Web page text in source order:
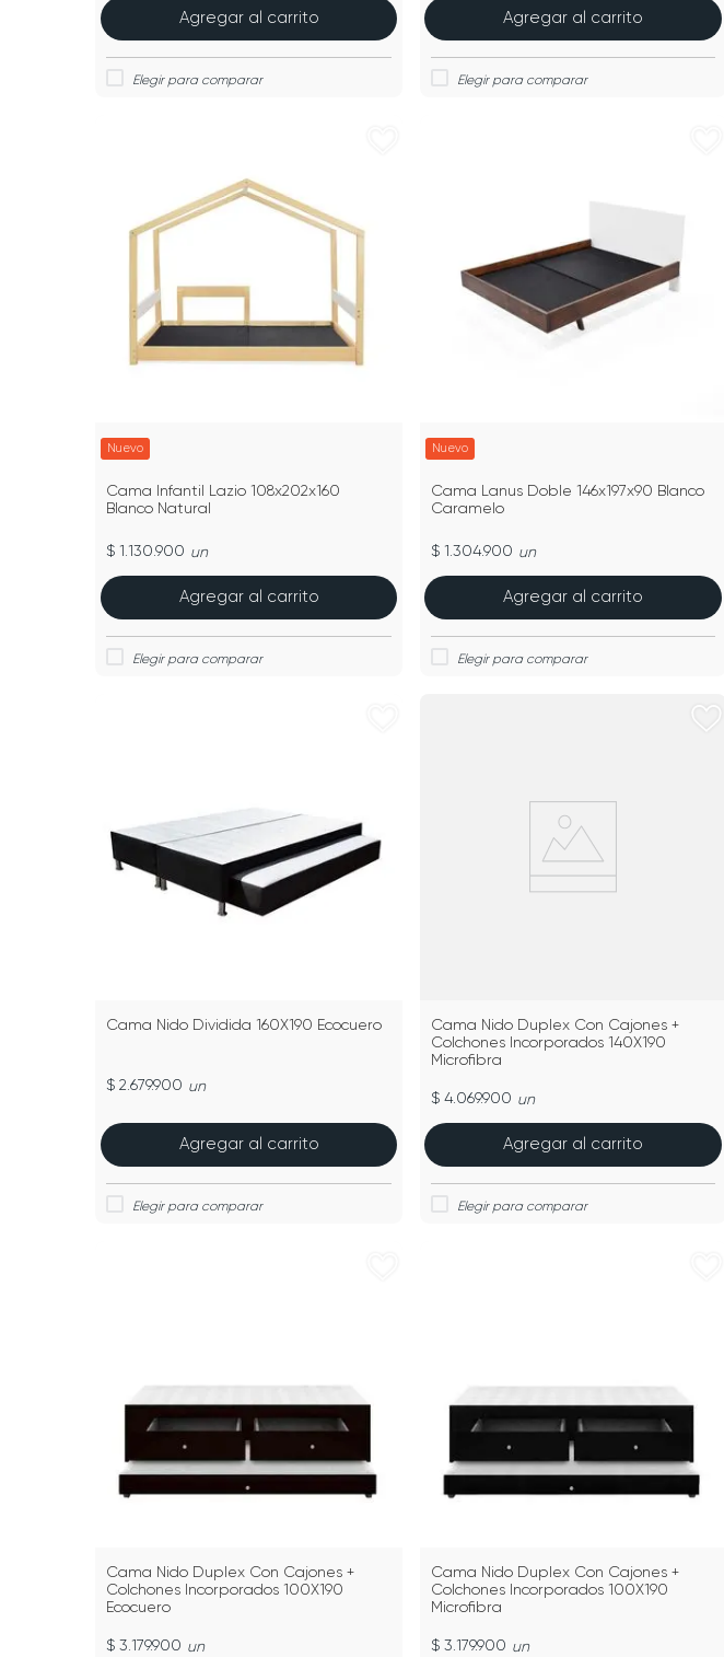
Agregar al carrito Agregar al carrito
Nuevo
Cama Infantil Lazio 108x202x160
Blanco Natural
$ 1.130.900 un
Agregar al carrito
Nuevo
Cama Lanus Doble 146x197x90 Blanco
Caramelo
$ 1.304.900 un
Agregar al carrito
Cama Nido Dividida 160X190 Ecocuero
$ 2.679.900 un
Agregar al carrito
Cama Nido Duplex Con Cajones +
Colchones Incorporados 140X190
Microfibra
$ 4.069.900 un
Agregar al carrito
Cama Nido Duplex Con Cajones +
Colchones Incorporados 100X190
Ecocuero
$ 3.179.900 un
Cama Nido Duplex Con Cajones +
Colchones Incorporados 100X190
Microfibra
$ 3.179.900 un